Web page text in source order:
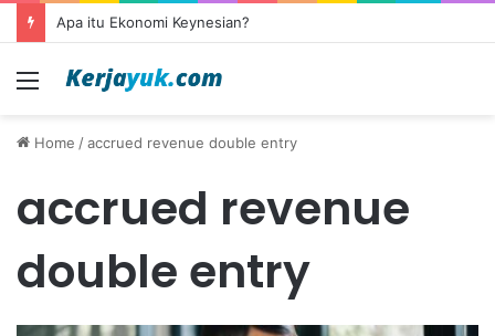
Apa itu Ekonomi Keynesian?
Menu
Home /accrued revenue double entry
accrued revenue
double entry